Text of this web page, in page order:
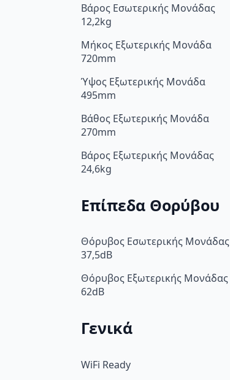
Βάρος Εσωτερικής Μονάδας
12,2kg
Μήκος Εξωτερικής Μονάδα
720mm
Ύψος Εξωτερικής Μονάδα
495mm
Βάθος Εξωτερικής Μονάδα
270mm
Βάρος Εξωτερικής Μονάδας
24,6kg
Επίπεδα Θορύβου
Θόρυβος Εσωτερικής Μονάδας
37,5dB
Θόρυβος Εξωτερικής Μονάδας
62dB
Γενικά
WiFi Ready